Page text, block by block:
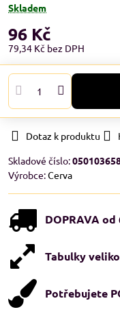
Skladem
96 Kč
79,34 Kč bez DPH
Dotaz k produktu
Skladové číslo:
Výrobce:Cerva
DOPRAVA od
Tabulky
Potřebujete